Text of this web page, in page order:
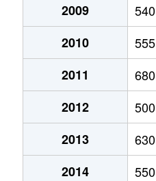
2009
540
2010
555
2011
680
2012
500
2013
630
2014
550